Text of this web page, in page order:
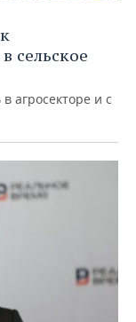
сельское
агросекторе и с